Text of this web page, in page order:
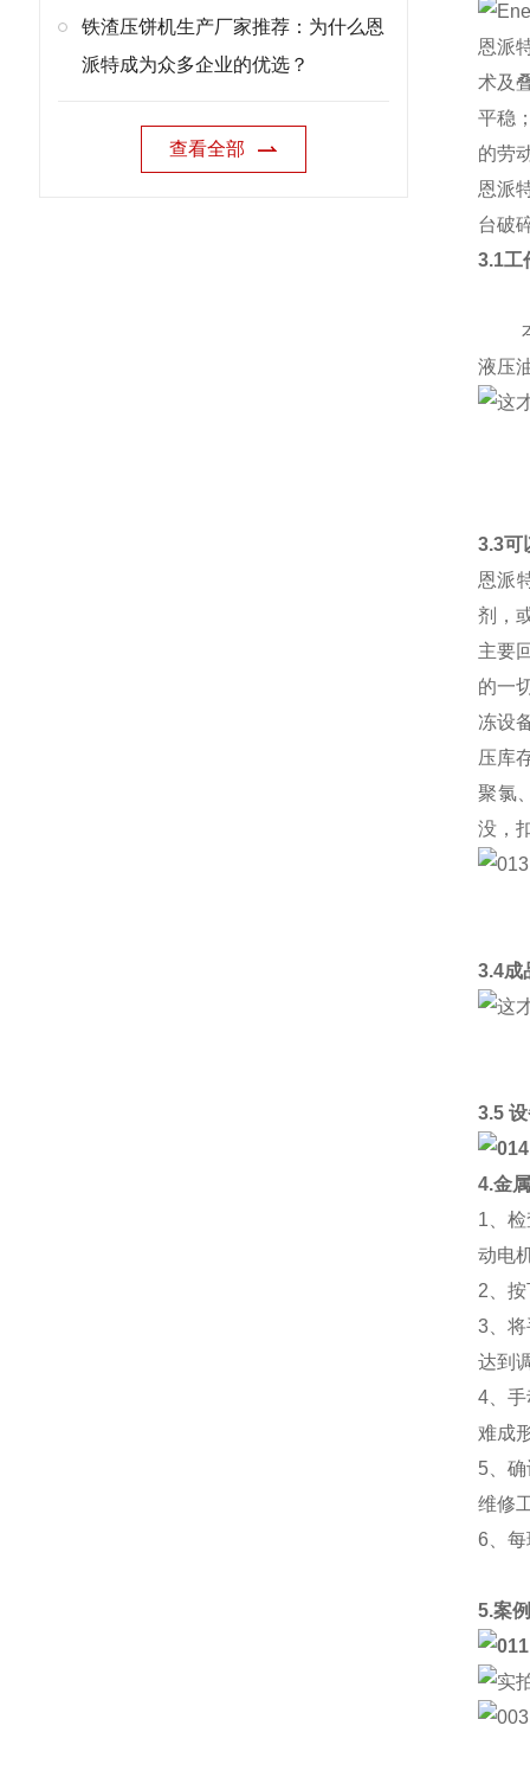
铁渣压饼机生产厂家推荐：为什么恩
派特成为众多企业的优选？
查看全部
恩派
术及
平稳
的劳
恩派
台破
3.1工
本
液压
3.3可
恩派
剂，
主要
的一
冻设
压库
聚氯
没，
3.4成
3.5
4.金
1、
动电
2、
3、
达到
4、
难成
5、
维修
6、
5.案